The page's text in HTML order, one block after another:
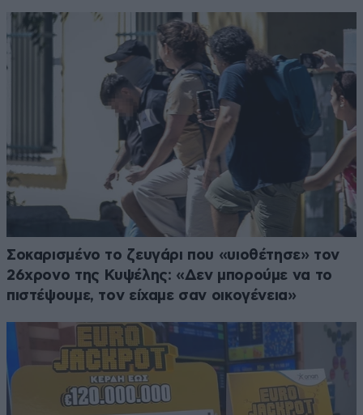
Σοκαρισμένο το ζευγάρι που «υιοθέτησε» τον
26χρονο της Κυψέλης: «Δεν μπορούμε να το
πιστέψουμε, τον είχαμε σαν οικογένεια»